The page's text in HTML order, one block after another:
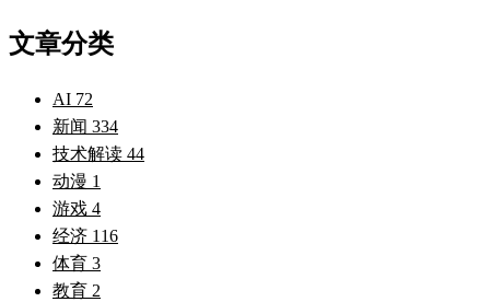
文章分类
AI 72
新闻 334
技术解读 44
动漫 1
游戏 4
经济 116
体育 3
教育 2